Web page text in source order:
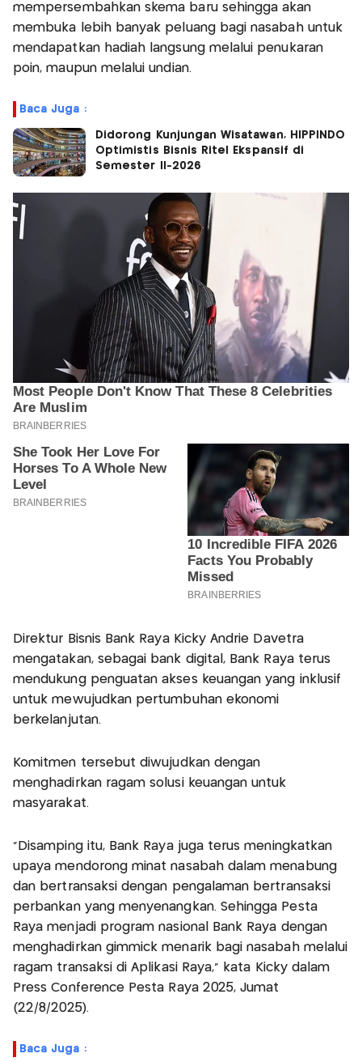
mempersembahkan skema baru sehingga akan
membuka lebih banyak peluang bagi nasabah untuk
mendapatkan hadiah langsung melalui penukaran
poin, maupun melalui undian.
Baca Juga :
Didorong Kunjungan Wisatawan, HIPPINDO
Optimistis Bisnis Ritel Ekspansif di
Semester II-2026
Direktur Bisnis Bank Raya Kicky Andrie Davetra
mengatakan, sebagai bank digital, Bank Raya terus
mendukung penguatan akses keuangan yang inklusif
untuk mewujudkan pertumbuhan ekonomi
berkelanjutan.
Komitmen tersebut diwujudkan dengan
menghadirkan ragam solusi keuangan untuk
masyarakat.
"Disamping itu, Bank Raya juga terus meningkatkan
upaya mendorong minat nasabah dalam menabung
dan bertransaksi dengan pengalaman bertransaksi
perbankan yang menyenangkan. Sehingga Pesta
Raya menjadi program nasional Bank Raya dengan
menghadirkan gimmick menarik bagi nasabah melalui
ragam transaksi di Aplikasi Raya," kata Kicky dalam
Press Conference Pesta Raya 2025, Jumat
(22/8/2025).
Baca Juga :